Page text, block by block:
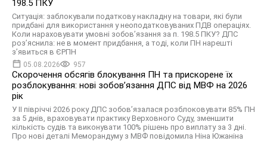
198.5 ПКУ
Ситуація: заблокували податкову накладну на товари, які були
придбані для використання у неоподатковуваних ПДВ операціях.
Коли нараховувати умовні зобов’язання за п. 198.5 ПКУ? ДПС
роз’яснила: не в момент придбання, а тоді, коли ПН нарешті
з’явиться в ЄРПН
05.08.2026 957
Скорочення обсягів блокування ПН та прискорене їх
розблокування: нові зобов’язання ДПС від МВФ на 2026
рік
У II півріччі 2026 року ДПС зобов’язалася розблоковувати 85% ПН
за 5 днів, враховувати практику Верховного Суду, зменшити
кількість судів та виконувати 100% рішень про виплату за 3 дні.
Про нові деталі Меморандуму з МВФ повідомила Ніна Южаніна